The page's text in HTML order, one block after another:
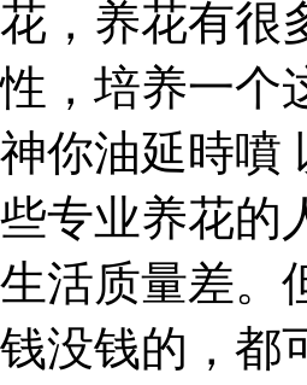
花，养花有很
性，培养一个
神你油延時噴
些专业养花的
生活质量差。
钱没钱的，都